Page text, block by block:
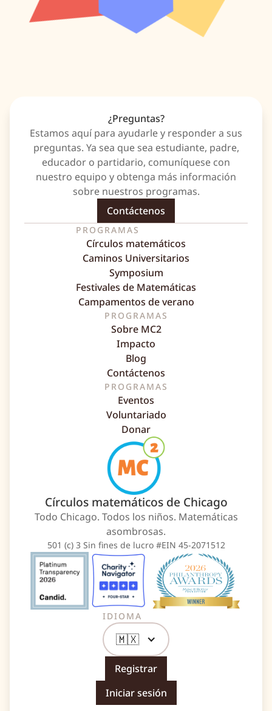
¿Preguntas?
Estamos aquí para ayudarle y responder a sus
preguntas. Ya sea que sea estudiante, padre,
educador o partidario, comuníquese con
nuestro equipo y obtenga más información
sobre nuestros programas.
Contáctenos
Círculos matemáticos de Chicago
Todo Chicago. Todos los niños. Matemáticas
asombrosas.
501 (c) 3 Sin fines de lucro #EIN 45-2071512
PROGRAMAS
Círculos matemáticos
Caminos Universitarios
Symposium
Festivales de Matemáticas
Campamentos de verano
PROGRAMAS
Sobre MC2
Impacto
Blog
Contáctenos
PROGRAMAS
Eventos
Voluntariado
Donar
IDIOMA
🇲🇽
Registrar
Iniciar sesión